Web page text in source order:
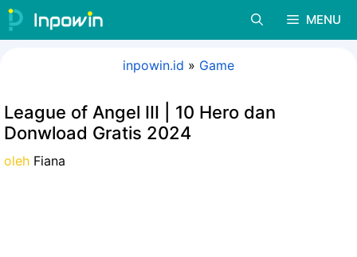
Langsung
ke
MENU
inpowin.id » Game
League of Angel III | 10 Hero dan
Donwload Gratis 2024
oleh Fiana